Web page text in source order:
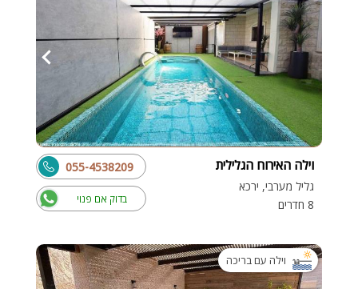
וילה האירוח הגלילית
גליל מערבי, ירכא
8 חדרים
בדוק אם פנוי
055-4538209
וילה עם בריכה